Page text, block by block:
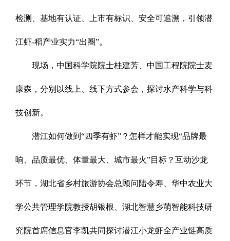
检测、基地有认证、上市有标识、安全可追溯，引领潜
江虾-稻产业实力“出圈”。
现场，中国科学院院士桂建芳、中国工程院院士麦
康森，分别以线上、线下方式参会，探讨水产科学与科
技创新。
潜江如何做到“四季有虾”？怎样才能实现“品牌最
响、品质最优、体量最大、城市最火”目标？互动沙龙
环节，湖北省乡村旅游协会总顾问陆令寿、华中农业大
学公共管理学院教授胡银根、湖北智慧乡萌智能科技研
究院首席信息官李凯共同探讨潜江小龙虾全产业链高质